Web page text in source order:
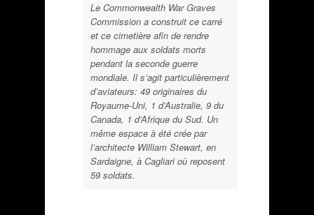
Le Commonwealth War Graves
Commission a construit ce carré
et ce cimetière afin de rendre
hommage aux soldats morts
pendant la seconde guerre
mondiale. Il s’agit particulièrement
d’aviateurs: 49 originaires du
Royaume-Uni, 1 d’Australie, 9 du
Canada, 1 d’Afrique du Sud. Un
même espace à été crée par
l’architecte William Stewart, en
Sardaigne, à Cagliari où reposent
59 soldats.